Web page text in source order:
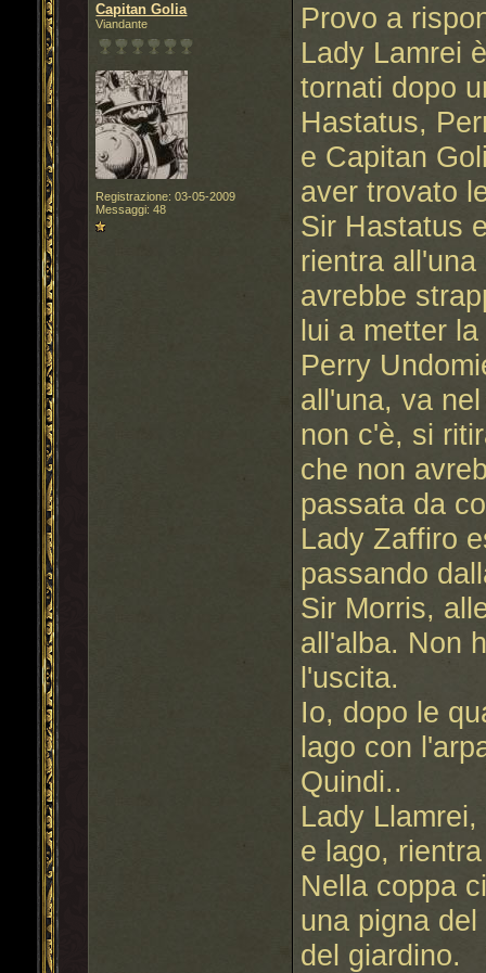
Capitan Golia
Viandante
Registrazione: 03-05-2009
Messaggi: 48
Provo a
Lady Lamrei
tornati dopo
Hastatus,
e Capitan
aver trovato
Sir Hastatus
rientra
avrebbe
lui a metter
Perry
all'una, va
non c'è, si
che non
passata da
Lady Zaffiro
passando
Sir Morris,
all'alba. Non
l'uscita.
Io, dopo le
lago con
Quindi..
Lady
e lago,
Nella coppa
una pigna
del giardino.